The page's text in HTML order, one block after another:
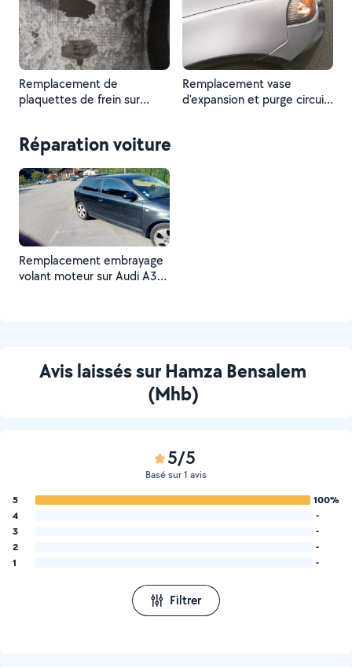
Remplacement de
plaquettes de frein sur
Remplacement vase
d'expansion et purge circuit
Réparation voiture
Remplacement embrayage
volant moteur sur Audi A3
Avis laissés sur Hamza Bensalem
(Mhb)
5/5
Basé sur 1 avis
5
100%
4
-
3
-
2
-
1
-
Filtrer